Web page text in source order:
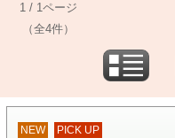
1 / 1ページ
（全4件）
NEW PICK UP